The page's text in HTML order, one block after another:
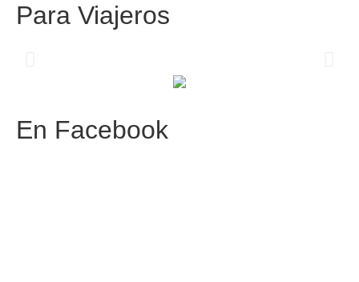
Para Viajeros
Centros comerciales
En Facebook